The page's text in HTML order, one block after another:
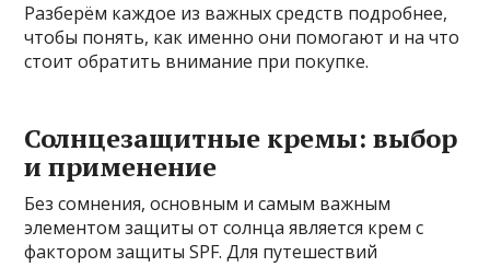
Разберём каждое из важных средств подробнее,
чтобы понять, как именно они помогают и на что
стоит обратить внимание при покупке.
Солнцезащитные кремы: выбор
и применение
Без сомнения, основным и самым важным
элементом защиты от солнца является крем с
фактором защиты SPF. Для путешествий